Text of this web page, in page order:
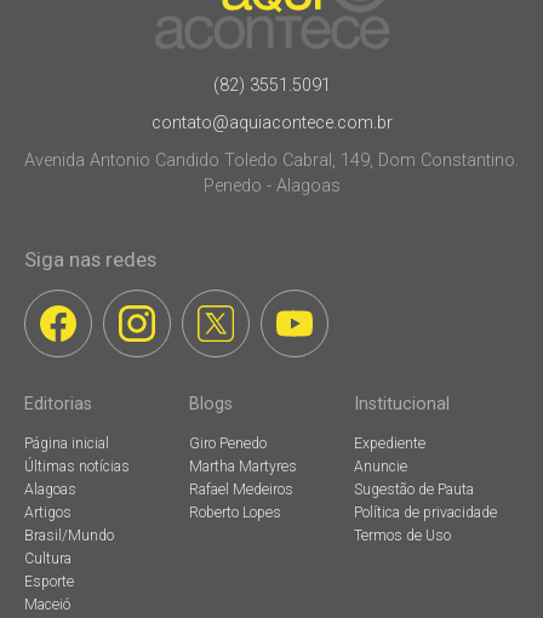
(82) 3551.5091
contato@aquiacontece.com.br
Avenida Antonio Candido Toledo Cabral, 149, Dom Constantino.
Penedo - Alagoas
Siga nas redes
Editorias
Página inicial
Últimas notícias
Alagoas
Artigos
Brasil/Mundo
Cultura
Esporte
Maceió
Blogs
Giro Penedo
Martha Martyres
Rafael Medeiros
Roberto Lopes
Institucional
Expediente
Anuncie
Sugestão de Pauta
Política de privacidade
Termos de Uso